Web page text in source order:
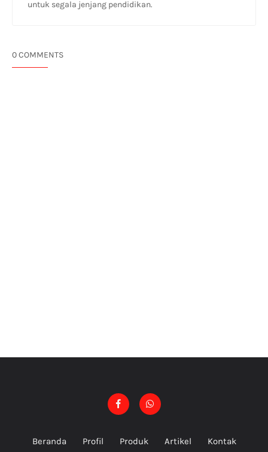
untuk segala jenjang pendidikan.
0 COMMENTS
Beranda Profil Produk Artikel Kontak